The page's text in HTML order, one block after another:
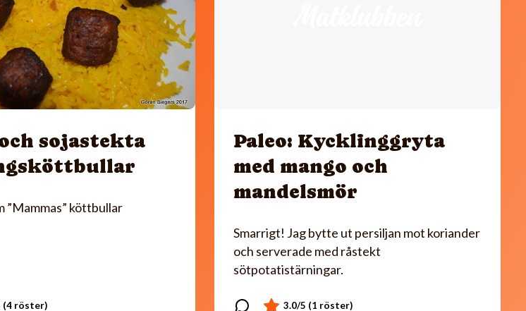
sojastekta
”Mammas” köttbullar
Paleo: Kycklinggryta
med mango och
mandelsmör
Smarrigt! Jag bytte ut persiljan mot koriander
och serverade med råstekt
sötpotatistärningar.